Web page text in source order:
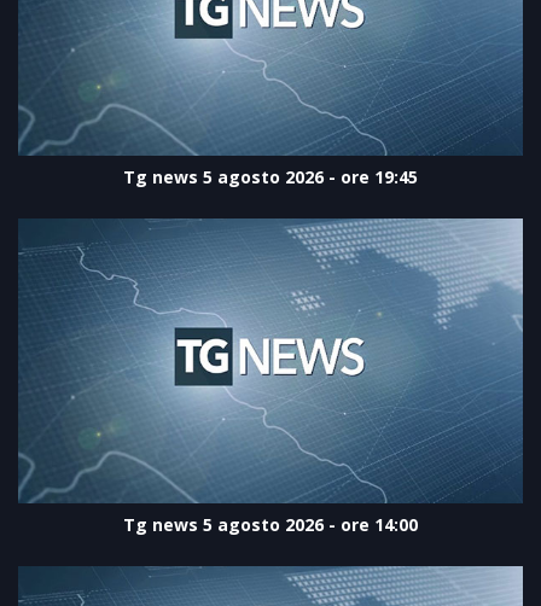
Tg news 5 agosto 2026 - ore 19:45
Tg news 5 agosto 2026 - ore 14:00